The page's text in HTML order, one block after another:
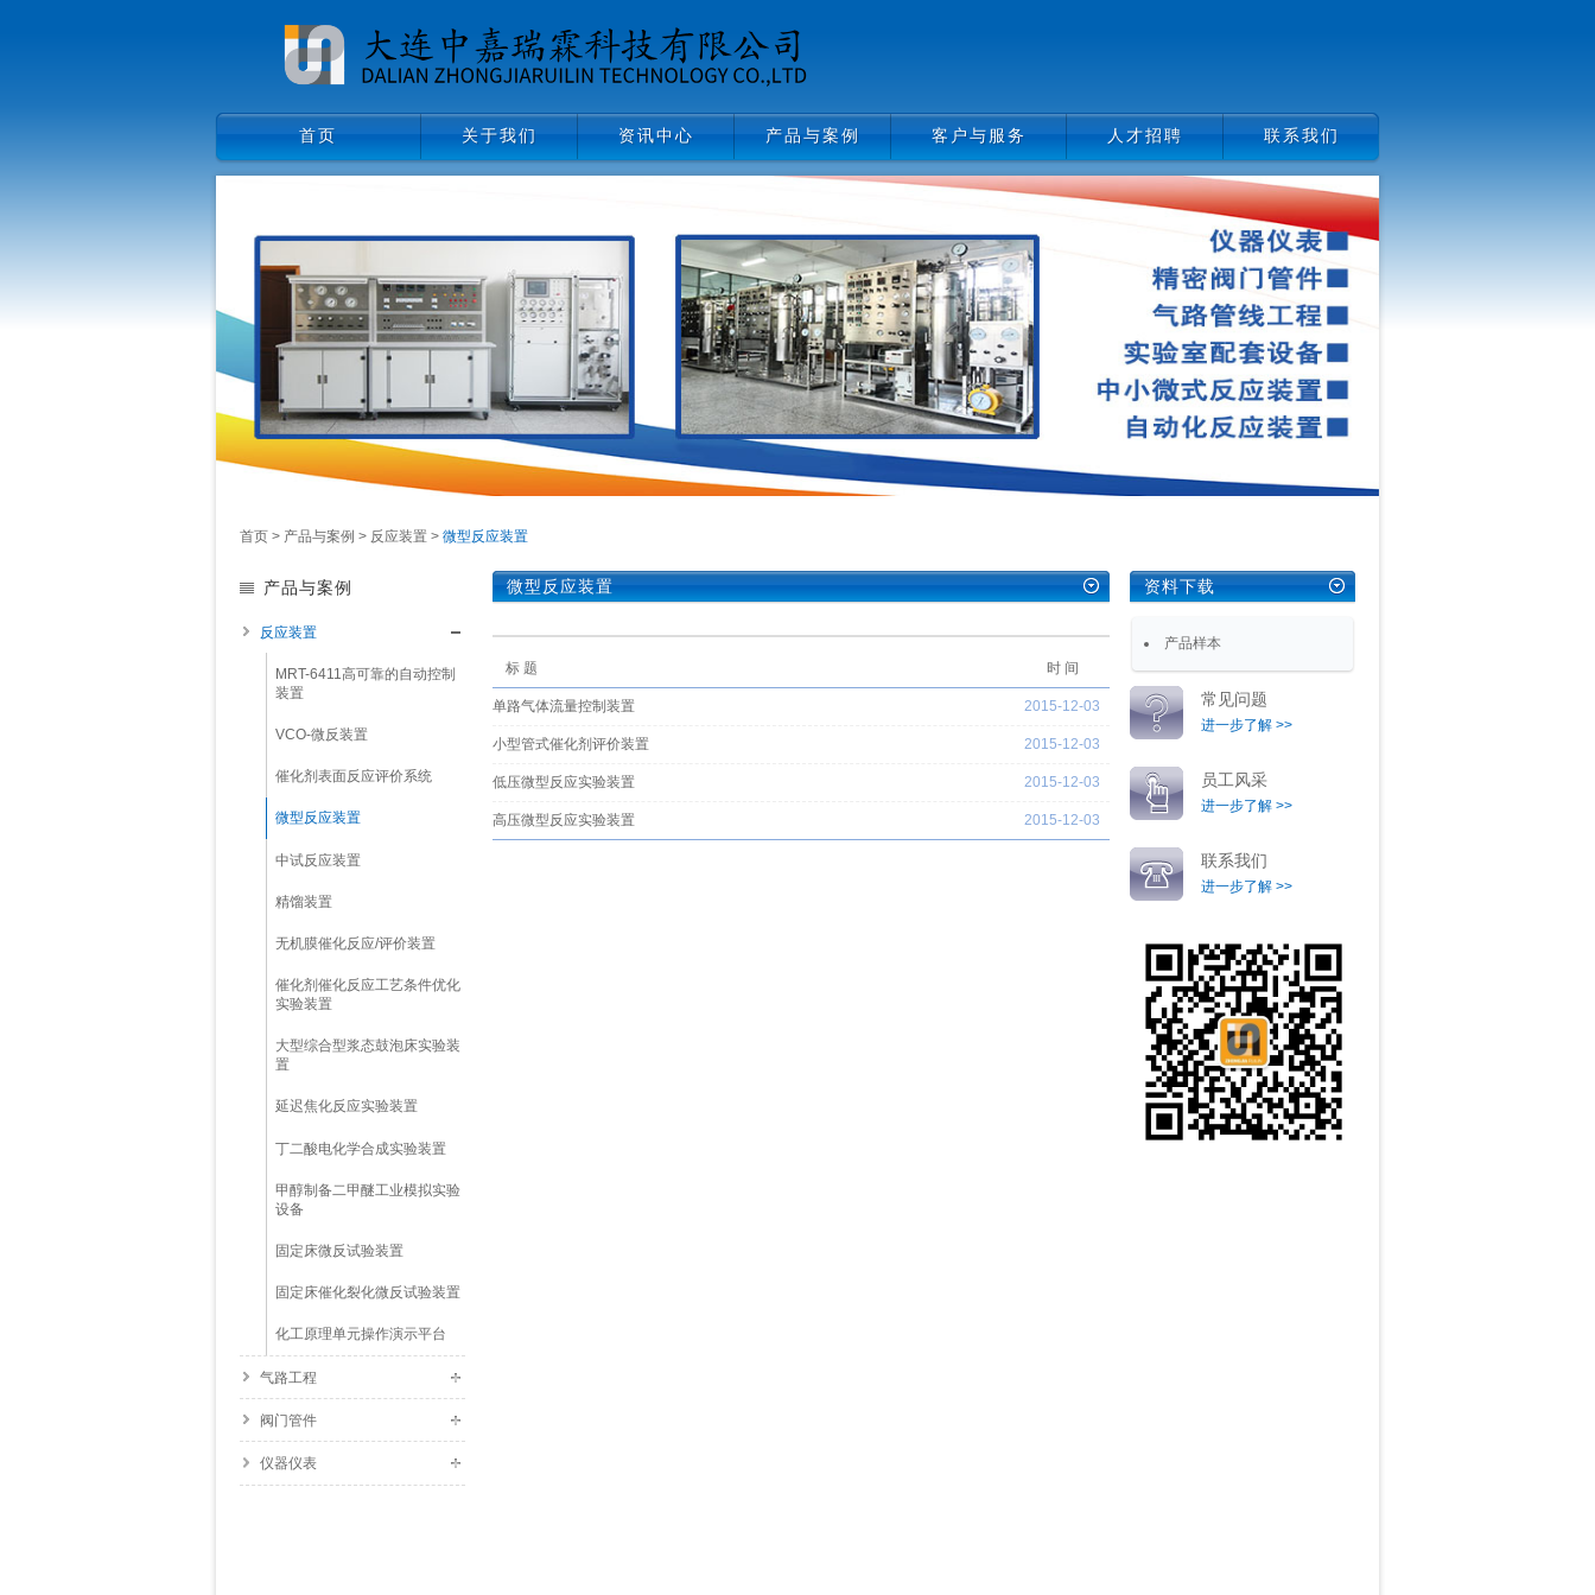
首页 关于我们 资讯中心 产品与案例 客户与服务 人才招聘 联系我们
企业文化
组织架构
仪器仪表
反应装置
气路工程
客户与服务
常见问题
人才招聘 联系我们
首页 > 产品与案例 > 反应装置 > 微型反应装置
产品与案例
反应装置
MRT-6411高可靠的自动控制
装置
VCO-微反装置
催化剂表面反应评价系统
微型反应装置
中试反应装置
精馏装置
无机膜催化反应/评价装置
催化剂催化反应工艺条件优化
实验装置
大型综合型浆态鼓泡床实验装
置
延迟焦化反应实验装置
丁二酸电化学合成实验装置
甲醇制备二甲醚工业模拟实验
设备
固定床微反试验装置
固定床催化裂化微反试验装置
化工原理单元操作演示平台
气路工程
阀门管件
仪器仪表
微型反应装置
时 间
标 题
2015-12-03
单路气体流量控制装置
2015-12-03
小型管式催化剂评价装置
2015-12-03
低压微型反应实验装置
2015-12-03
高压微型反应实验装置
资料下载
产品样本
常见问题
进一步了解 >>
员工风采
进一步了解 >>
联系我们
进一步了解 >>